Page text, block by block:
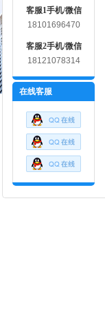
客服1手机/微信
18101696470
客服2手机/微信
18121078314
在线客服